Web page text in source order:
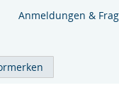
Anmeldungen &